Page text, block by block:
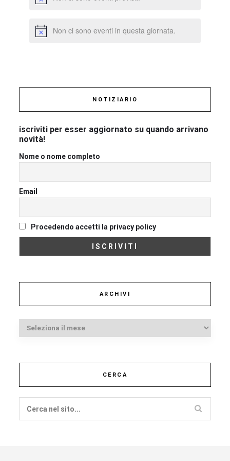
Non ci sono eventi in questa giornata.
NOTIZIARIO
iscriviti per esser aggiornato su quando arrivano
novità!
Nome o nome completo
Email
Procedendo accetti la privacy policy
ARCHIVI
Archivi
CERCA